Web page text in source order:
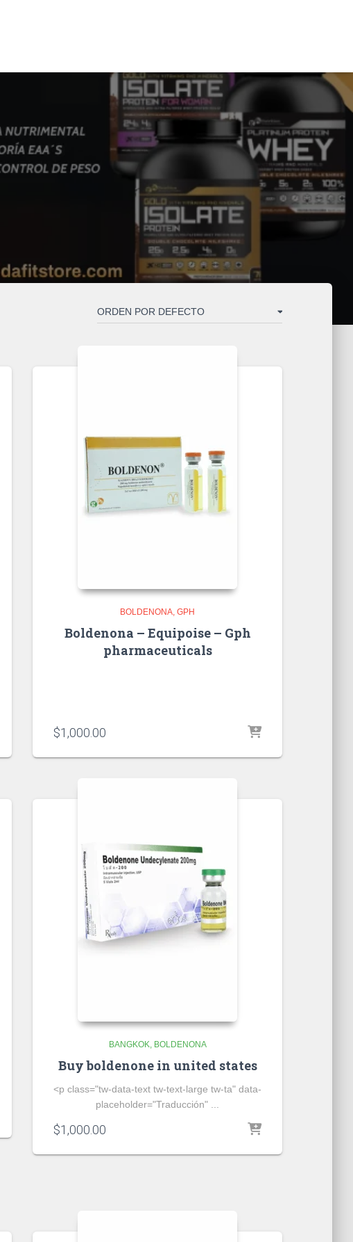
BOLDENONA GPH
Boldenona – Equipoise – Gph
pharmaceuticals
$1,000.00
BANGKOK BOLDENONA
Buy boldenone in united states
<p class="tw-data-text tw-text-large tw-ta" data-
placeholder="Traducción" ...
$1,000.00